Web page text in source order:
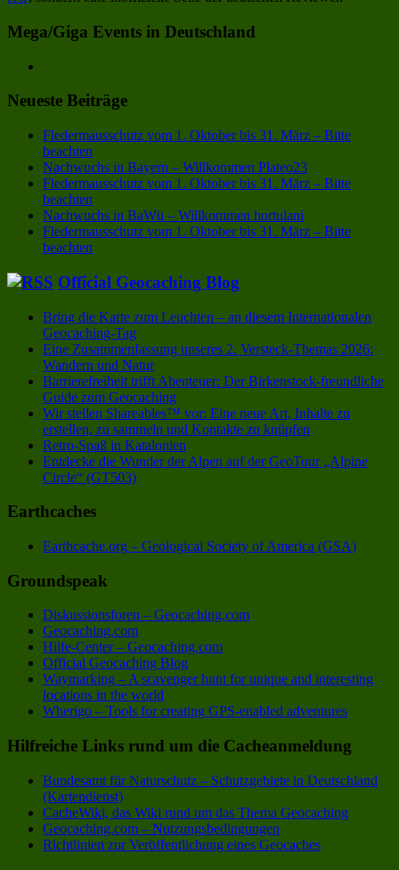
Mega/Giga Events in Deutschland
Neueste Beiträge
Fledermausschutz vom 1. Oktober bis 31. März – Bitte
beachten
Nachwuchs in Bayern – Willkommen Plateo23
Fledermausschutz vom 1. Oktober bis 31. März – Bitte
beachten
Nachwuchs in BaWü – Willkommen hortulani
Fledermausschutz vom 1. Oktober bis 31. März – Bitte
beachten
Official Geocaching Blog
Bring die Karte zum Leuchten – an diesem Internationalen
Geocaching-Tag
Eine Zusammenfassung unseres 2. Versteck-Themas 2026:
Wandern und Natur
Barrierefreiheit trifft Abenteuer: Der Birkenstock-freundliche
Guide zum Geocaching
Wir stellen Shareables™ vor: Eine neue Art, Inhalte zu
erstellen, zu sammeln und Kontakte zu knüpfen
Retro-Spaß in Katalonien
Entdecke die Wunder der Alpen auf der GeoTour „Alpine
Circle“ (GT503)
Earthcaches
Earthcache.org – Geological Society of America (GSA)
Groundspeak
Diskussionsforen – Geocaching.com
Geocaching.com
Hilfe-Center – Geocaching.com
Official Geocaching Blog
Waymarking – A scavenger hunt for unique and interesting
locations in the world
Wherigo – Tools for creating GPS-enabled adventures
Hilfreiche Links rund um die Cacheanmeldung
Bundesamt für Naturschutz – Schutzgebiete in Deutschland
(Kartendienst)
CacheWiki, das Wiki rund um das Thema Geocaching
Geocaching.com – Nutzungsbedingungen
Richtlinien zur Veröffentlichung eines Geocaches